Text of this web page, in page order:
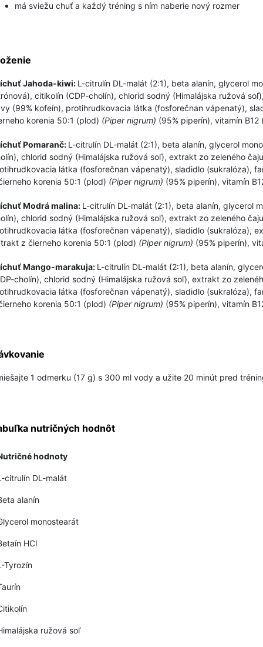
má sviežu chuť a každý tréning s ním naberie nový rozmer
Jahoda-kiwi: L-citrulín DL-malát (2:1), beta alanín, glycerol
citikolín (CDP-cholín), chlorid sodný (Himalájska ružová
(99% kofeín), protihrudkovacia látka (fosforečnan vápenatý),
korenia 50:1 (plod) (Piper nigrum) (95% piperín), vitamín B12
Pomaranč: L-citrulín DL-malát (2:1), beta alanín, glycerol
chlorid sodný (Himalájska ružová soľ), extrakt zo zeleného
látka (fosforečnan vápenatý), sladidlo (sukralóza),
korenia 50:1 (plod) (Piper nigrum) (95% piperín), vitamín
Modrá malina: L-citrulín DL-malát (2:1), beta alanín, glycerol
chlorid sodný (Himalájska ružová soľ), extrakt zo zeleného
látka (fosforečnan vápenatý), sladidlo (sukralóza),
z čierneho korenia 50:1 (plod) (Piper nigrum) (95% piperín),
Mango-marakuja: L-citrulín DL-malát (2:1), beta alanín,
cholín), chlorid sodný (Himalájska ružová soľ), extrakt zo
látka (fosforečnan vápenatý), sladidlo (sukralóza),
korenia 50:1 (plod) (Piper nigrum) (95% piperín), vitamín
1 odmerku (17 g) s 300 ml vody a užite 20 minút pred
nutričných hodnôt
hodnoty
citrulín DL-malát
alanín
monostearát
HCl
Tyrozín
ružová soľ